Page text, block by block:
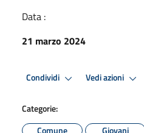
Data :
21 marzo 2024
Condividi Vedi azioni
Categorie:
Comune
Giovani